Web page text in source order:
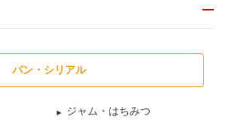
パン・シリアル
ジャム・はちみつ